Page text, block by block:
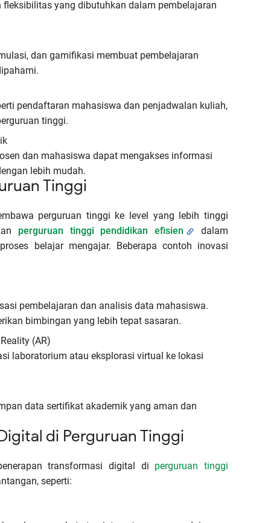
yang dibutuhkan dalam pembelajaran
dan gamifikasi membuat pembelajaran
pendaftaran mahasiswa dan penjadwalan kuliah,
tinggi.
dan mahasiswa dapat mengakses informasi
lebih mudah.
Tinggi
perguruan tinggi ke level yang lebih tinggi
perguruan tinggi pendidikan efisien
dalam
belajar mengajar. Beberapa contoh inovasi
pembelajaran dan analisis data mahasiswa.
bimbingan yang lebih tepat sasaran.
(AR)
laboratorium atau eksplorasi virtual ke lokasi
data sertifikat akademik yang aman dan
di Perguruan Tinggi
transformasi digital di perguruan tinggi
seperti: